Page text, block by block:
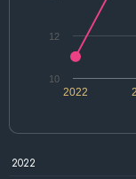
2022
10
12
2022